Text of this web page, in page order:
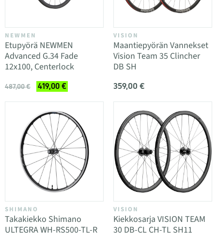
NEWMEN
Etupyörä NEWMEN
Advanced G.34 Fade
12x100, Centerlock
487,00 € 419,00 €
VISION
Maantiepyörän Vannekset
Vision Team 35 Clincher
DB SH
359,00 €
SHIMANO
Takakiekko Shimano
ULTEGRA WH-RS500-TL-R
VISION
Kiekkosarja VISION TEAM
30 DB-CL CH-TL SH11